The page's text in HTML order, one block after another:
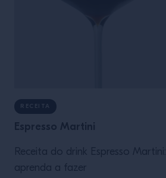
RECEITA
Espresso Martini
Receita do drink Espresso Martini:
aprenda a fazer